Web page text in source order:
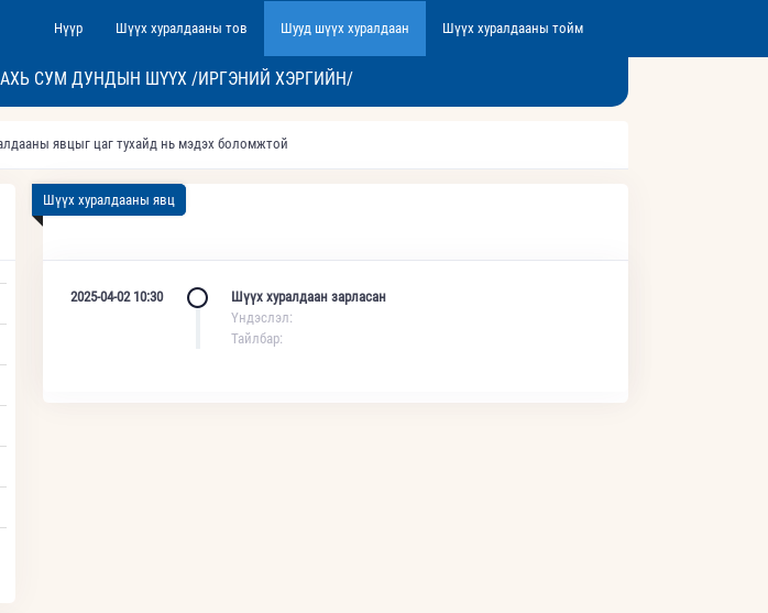
Нүүр Шүүх хуралдааны тов Шууд шүүх хуралдаан Шүүх хуралдааны тойм
СУМ ДУНДЫН ШҮҮХ /ИРГЭНИЙ ХЭРГИЙН/
явцыг цаг тухайд нь мэдэх боломжтой
Шүүх хуралдааны явц
2025-04-02 10:30
Шүүх хуралдаан зарласан
Үндэслэл:
Тайлбар: